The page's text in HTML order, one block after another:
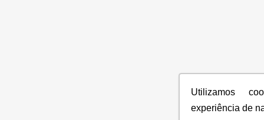
Utilizamos
experiência de